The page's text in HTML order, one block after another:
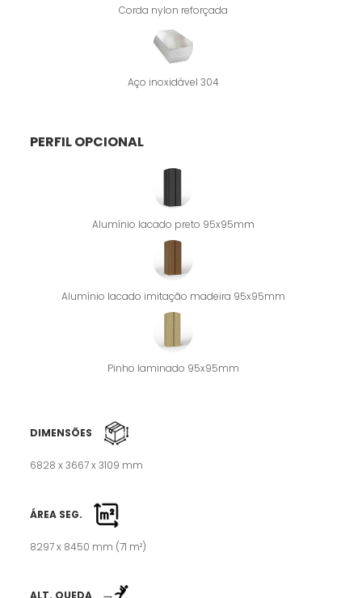
Corda nylon reforçada
Aço inoxidável 304
PERFIL OPCIONAL
Alumínio lacado preto 95x95mm
Alumínio lacado imitação madeira 95x95mm
Pinho laminado 95x95mm
DIMENSÕES
6828 x 3667 x 3109 mm
ÁREA SEG.
8297 x 8450 mm (71 m²)